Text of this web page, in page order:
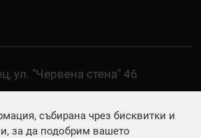
ул. "Червена стена" 46
събирана чрез бисквитки и
за да подобрим вашето